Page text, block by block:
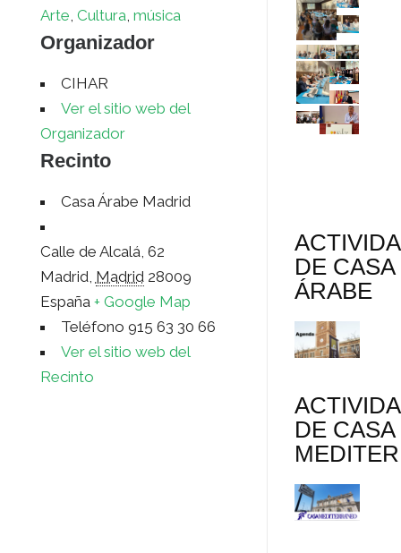
Arte Cultura, música
Organizador
CIHAR
Ver el sitio web del
Organizador
Recinto
Casa Árabe Madrid
Calle de Alcalá, 62
Madrid Madrid 28009
España + Google Map
Teléfono 915 63 30 66
Ver el sitio web del
Recinto
DE CASA
ÁRABE
DE CASA